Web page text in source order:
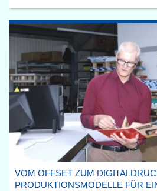
VOM OFFSET ZUM
PRODUKTIONSMODELLE FÜR